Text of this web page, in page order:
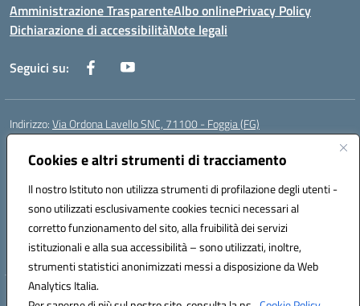
Cookies e altri strumenti di tracciamento
Il nostro Istituto non utilizza strumenti di profilazione degli utenti -
sono utilizzati esclusivamente cookies tecnici necessari al
corretto funzionamento del sito, alla fruibilità dei servizi
istituzionali e alla sua accessibilità – sono utilizzati, inoltre,
strumenti statistici anonimizzati messi a disposizione da Web
Analytics Italia.
Amministrazione TrasparenteAlbo onlinePrivacy Policy
Dichiarazione di accessibilitàNote legali
Seguici su:
Indirizzo:Via Ordona Lavello SNC, 71100 - Foggia (FG)
Centralino:
Posta elettronica certificata (PEC):fgmm00700x@pec.istruzione.it
Codice fiscale: 80002860718
Codice meccanografico:FGMM00700X
Codice Indice delle Pubbliche Amministrazioni (IPA): istsc_fgmm00700x
Codice unico di fatturazione (CUF): UFP3H5
Hosting & Powered by 3D Solution S.r.l.